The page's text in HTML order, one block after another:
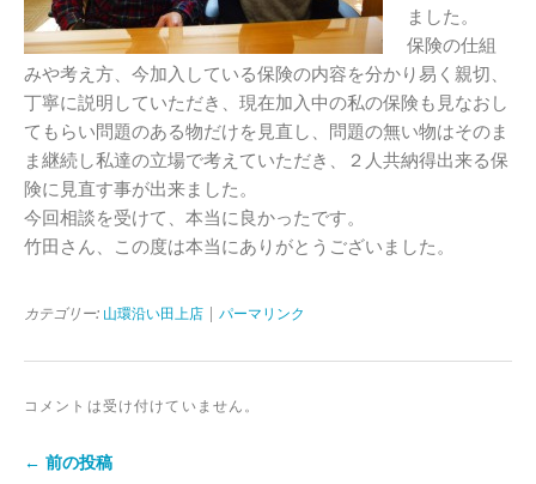
ました。
保険の仕組
みや考え方、今加入している保険の内容を分かり易く親切、
丁寧に説明していただき、現在加入中の私の保険も見なおし
てもらい問題のある物だけを見直し、問題の無い物はそのま
ま継続し私達の立場で考えていただき、２人共納得出来る保
険に見直す事が出来ました。
今回相談を受けて、本当に良かったです。
竹田さん、この度は本当にありがとうございました。
カテゴリー: 山環沿い田上店 パーマリンク
コメントは受け付けていません。
← 前の投稿